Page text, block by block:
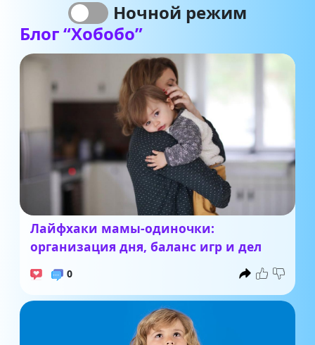
Ночной режим
Блог “Хобобо”
Лайфхаки мамы-одиночки:
организация дня, баланс игр и дел
0